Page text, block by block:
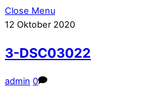
Close Menu
12 Oktober 2020
3-DSC03022
admin 0